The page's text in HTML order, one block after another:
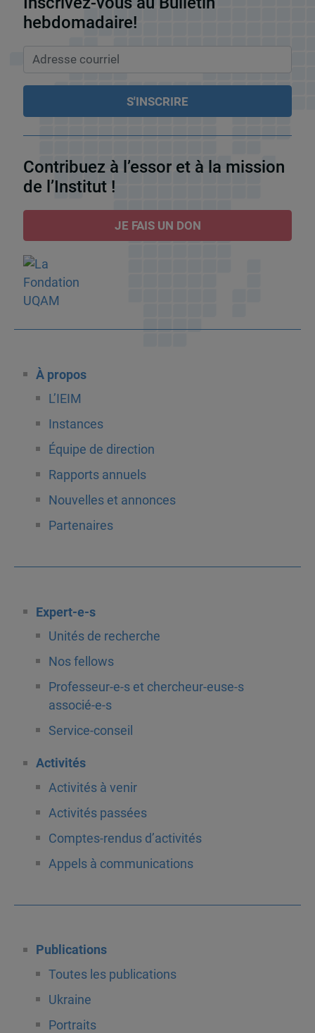
hebdomadaire!
Contribuez à l’essor et à la mission
de l’Institut !
JE FAIS UN DON
À propos
L’IEIM
Instances
Équipe de direction
Rapports annuels
Nouvelles et annonces
Partenaires
Expert-e-s
Unités de recherche
Nos fellows
Professeur-e-s et chercheur-euse-s
associé-e-s
Service-conseil
Activités
Activités à venir
Activités passées
Comptes-rendus d’activités
Appels à communications
Publications
Toutes les publications
Ukraine
Portraits